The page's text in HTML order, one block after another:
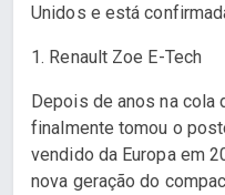
Unidos e está
1. Renault Zoe E-Tech
Depois de anos na cola
finalmente tomou o
vendido da Europa em
nova geração do